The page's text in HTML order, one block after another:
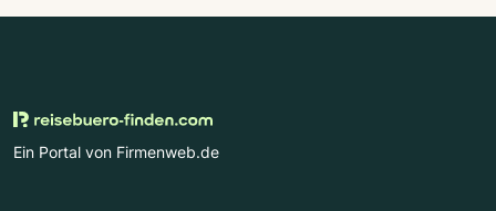
Ein Portal von Firmenweb.de